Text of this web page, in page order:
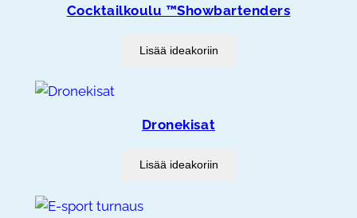
Cocktailkoulu ™Showbartenders
Lisää ideakoriin
Dronekisat
Lisää ideakoriin